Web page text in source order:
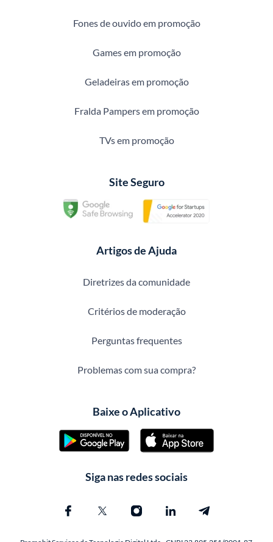
Fones de ouvido em promoção
Games em promoção
Geladeiras em promoção
Fralda Pampers em promoção
TVs em promoção
Site Seguro
Artigos de Ajuda
Diretrizes da comunidade
Critérios de moderação
Perguntas frequentes
Problemas com sua compra?
Baixe o Aplicativo
Siga nas redes sociais